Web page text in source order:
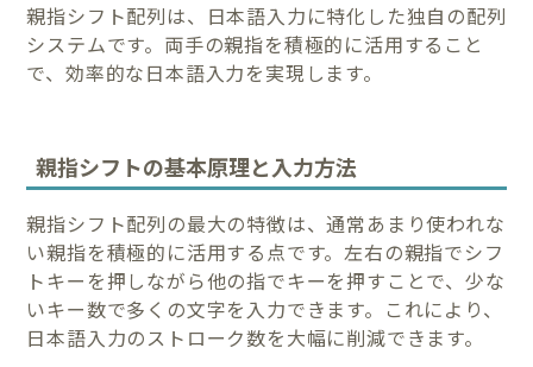
親指シフト配列は、日本語入力に特化した独自の配列
システムです。両手の親指を積極的に活用すること
で、効率的な日本語入力を実現します。
親指シフトの基本原理と入力方法
親指シフト配列の最大の特徴は、通常あまり使われな
い親指を積極的に活用する点です。左右の親指でシフ
トキーを押しながら他の指でキーを押すことで、少な
いキー数で多くの文字を入力できます。これにより、
日本語入力のストローク数を大幅に削減できます。